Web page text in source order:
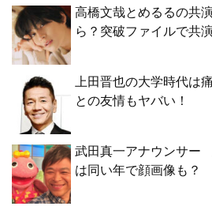
高橋文哉とめるるの共
ら？突破ファイルで共
上田晋也の大学時代は
との友情もヤバい！
武田真一アナウンサー
は同い年で顔画像も？